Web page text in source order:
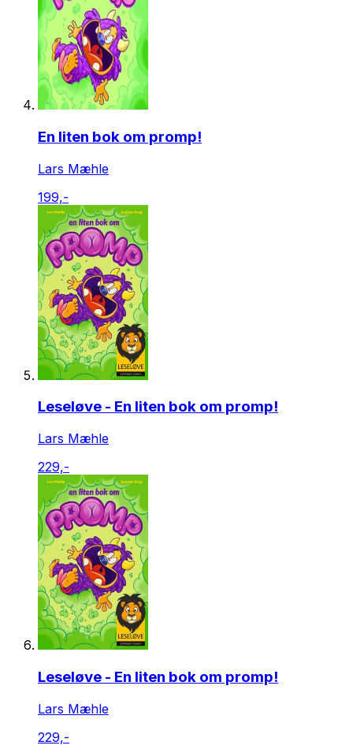
En liten bok om promp!
Lars Mæhle
199,-
Leseløve - En liten bok om promp!
Lars Mæhle
229,-
Leseløve - En liten bok om promp!
Lars Mæhle
229,-